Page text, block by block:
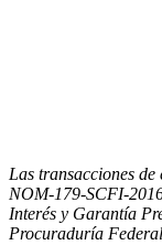
Las transacciones
NOM-179-SCFI-
Interés y Garantía
Procuraduría